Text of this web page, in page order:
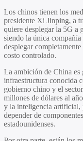
Los chinos tienen los
presidente Xi Jinping, a
quiere desplegar la 5G a
siendo la única
desplegar
costo controlado.
La ambición de China es
infraestructura conocida
gobierno chino y el
millones de dólares al
y la inteligencia artificial,
depender de
estadounidenses.